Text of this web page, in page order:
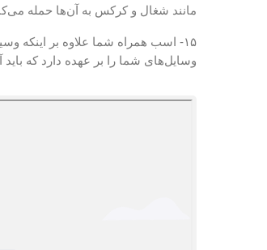
مانند شغال و کرکس به آن‌ها حمله
۱۵- اسب همراه شما علاوه بر اینکه
وسایل‌های شما را بر عهده دارد که